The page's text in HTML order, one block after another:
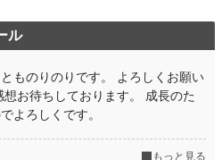
ル
ものりのりです。 よろしくお願い
お待ちしております。 成長のた
よろしくです。
もっと見る